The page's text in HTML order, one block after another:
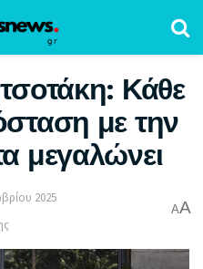
Κάθε
με την
μεγαλώνει
2025
AA